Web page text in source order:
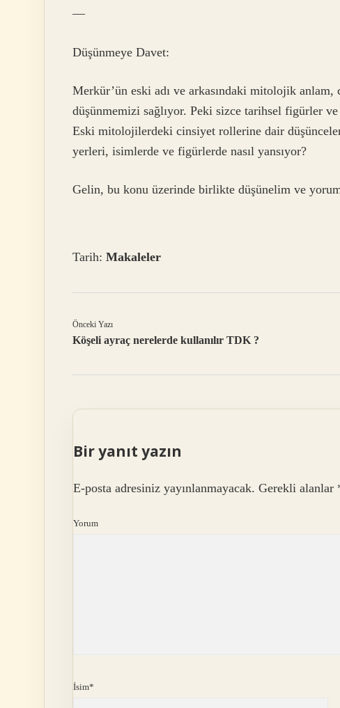
—
Düşünmeye Davet:
Merkür’ün eski adı ve arkasındaki mitolojik
düşünmemizi sağlıyor. Peki sizce tarihsel figürler
Eski mitolojilerdeki cinsiyet rollerine dair
yerleri, isimlerde ve figürlerde nasıl yansıyor?
Gelin, bu konu üzerinde birlikte düşünelim ve
Tarih: Makaleler
Önceki Yazı
Köşeli ayraç nerelerde kullanılır TDK ?
Bir yanıt yazın
E-posta adresiniz yayınlanmayacak. Gerekli alanlar
Yorum
İsim*